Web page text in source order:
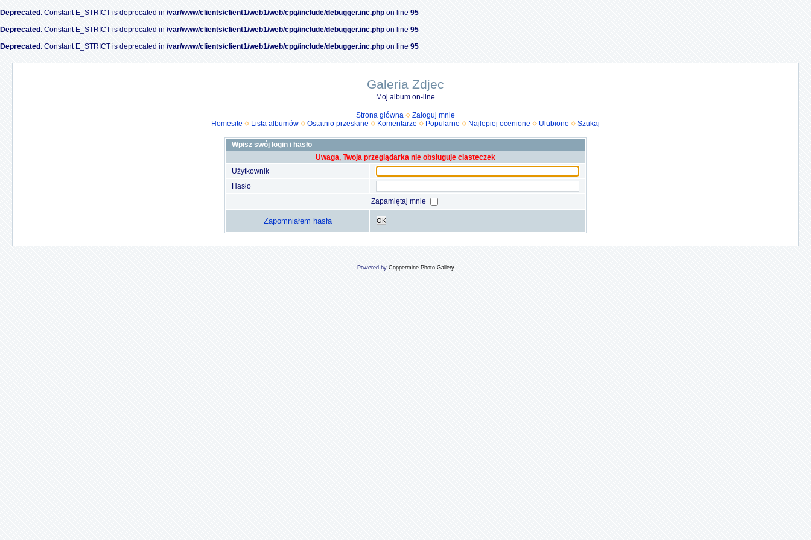
Deprecated : Constant E_STRICT is deprecated in /var/www/clients/client1/web1/web/cpg/include/debugger.inc.php on line 95
Deprecated : Constant E_STRICT is deprecated in /var/www/clients/client1/web1/web/cpg/include/debugger.inc.php on line 95
Deprecated : Constant E_STRICT is deprecated in /var/www/clients/client1/web1/web/cpg/include/debugger.inc.php on line 95
Galeria Zdjec
Moj album on-line
Strona główna
Zaloguj mnie
Homesite
Lista albumów Ostatnio przesłane Komentarze Popularne Najlepiej ocenione Ulubione Szukaj
Wpisz swój login i hasło
Uwaga, Twoja przeglądarka nie obsługuje ciasteczek
Użytkownik
Hasło
Zapamiętaj mnie
Zapomniałem hasła OK
Powered by Coppermine Photo Gallery